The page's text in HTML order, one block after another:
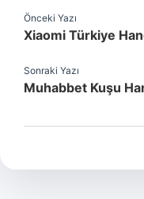
Önceki Yazı
Xiaomi Türkiye
Sonraki Yazı
Muhabbet Kuşu